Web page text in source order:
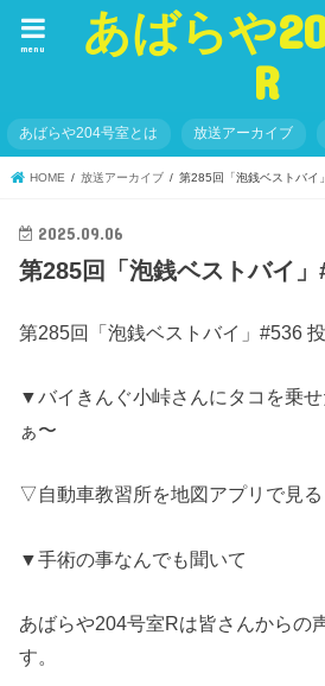
あばらや
R
menu
あばらや204号室とは 放送アーカイブ
HOME 放送アーカイブ 第285回「泡銭ベストバイ
2025.09.06
第285回「泡銭ベストバイ」
第285回「泡銭ベストバイ」#536 投
▼バイきんぐ小峠さんにタコを乗
ぁ〜
▽自動車教習所を地図アプリで見
▼手術の事なんでも聞いて
あばらや204号室Rは皆さんからの
す。